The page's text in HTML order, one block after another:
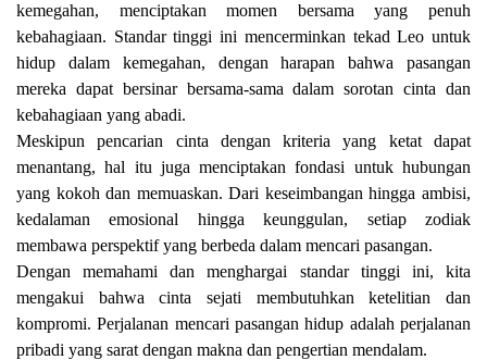
kemegahan, menciptakan momen bersama yang penuh
kebahagiaan. Standar tinggi ini mencerminkan tekad Leo untuk
hidup dalam kemegahan, dengan harapan bahwa pasangan
mereka dapat bersinar bersama-sama dalam sorotan cinta dan
kebahagiaan yang abadi.
Meskipun pencarian cinta dengan kriteria yang ketat dapat
menantang, hal itu juga menciptakan fondasi untuk hubungan
yang kokoh dan memuaskan. Dari keseimbangan hingga ambisi,
kedalaman emosional hingga keunggulan, setiap zodiak
membawa perspektif yang berbeda dalam mencari pasangan.
Dengan memahami dan menghargai standar tinggi ini, kita
mengakui bahwa cinta sejati membutuhkan ketelitian dan
kompromi. Perjalanan mencari pasangan hidup adalah perjalanan
pribadi yang sarat dengan makna dan pengertian mendalam.